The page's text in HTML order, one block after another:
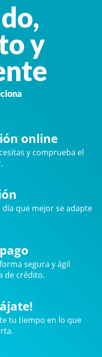
y
online
y comprueba el
día que mejor se adapte
segura y ágil
de crédito.
tu tiempo en lo que